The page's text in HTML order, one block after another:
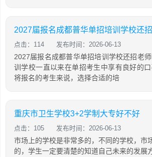
2027届报名成都普华单招培训学校还
点击：114 发布时间：2026-06-13
2027届报名成都普华单招培训学校还招老
训学校一直以来在单招考生中享有良好的
将报名的考生来说，选择合适的培
重庆市卫生学校3+2学制大专好不好
点击：105 发布时间：2026-06-13
市场上的学校是非常多的，不同的学校，市
的，学生一定要清楚的知道自己未来的发展